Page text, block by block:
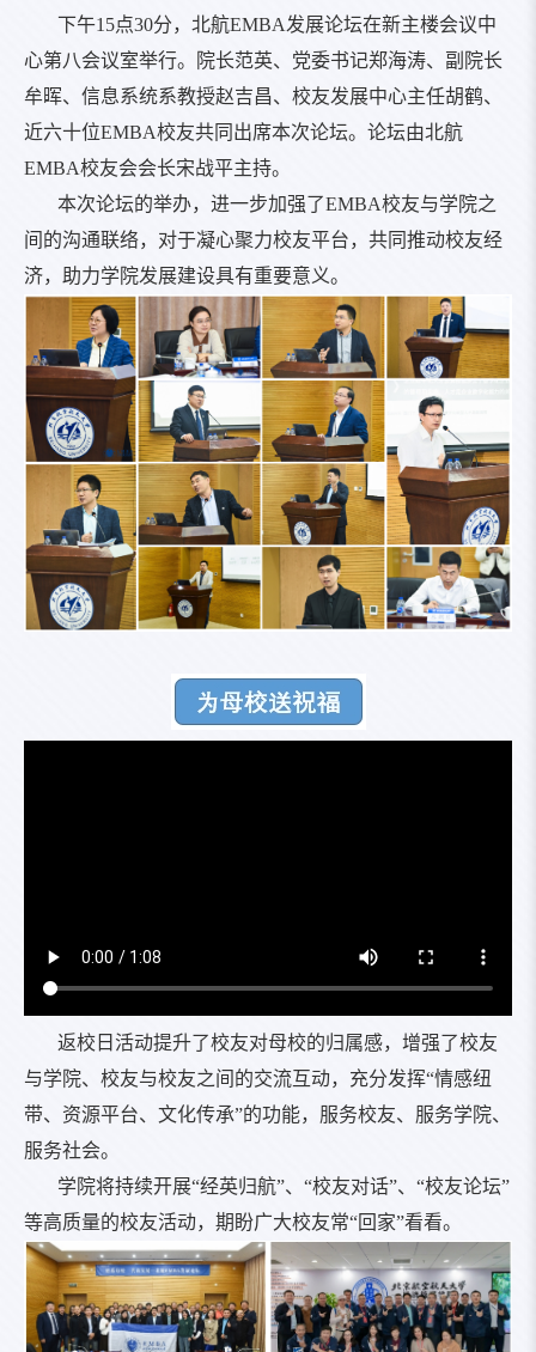
下午15点30分，北航EMBA发展论坛在新主楼会议中
心第八会议室举行。院长范英、党委书记郑海涛、副院长
牟晖、信息系统系教授赵吉昌、校友发展中心主任胡鹤、
近六十位EMBA校友共同出席本次论坛。论坛由北航
EMBA校友会会长宋战平主持。
本次论坛的举办，进一步加强了EMBA校友与学院之
间的沟通联络，对于凝心聚力校友平台，共同推动校友经
济，助力学院发展建设具有重要意义。
返校日活动提升了校友对母校的归属感，增强了校友
与学院、校友与校友之间的交流互动，充分发挥“情感纽
带、资源平台、文化传承”的功能，服务校友、服务学院、
服务社会。
学院将持续开展“经英归航”、“校友对话”、“校友论坛”
等高质量的校友活动，期盼广大校友常“回家”看看。